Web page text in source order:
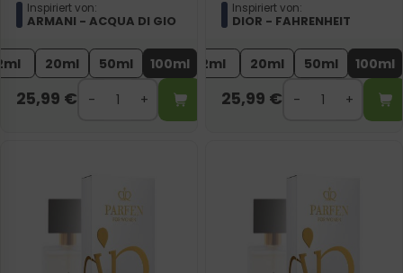
Inspiriert von:
ARMANI - ACQUA DI GIO
20ml 50ml 100ml
25,99 €
Inspiriert von:
DIOR - FAHRENHEIT
2ml 20ml 50ml 100ml
25,99 €